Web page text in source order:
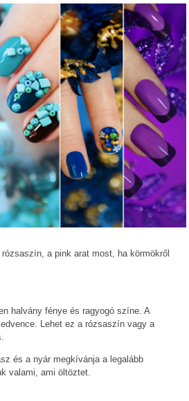
a pink arat most, ha körmökről
halvány fénye és ragyogó színe. A
Lehet ez a rózsaszín vagy a
és a nyár megkívánja a legalább
valami, ami öltöztet.